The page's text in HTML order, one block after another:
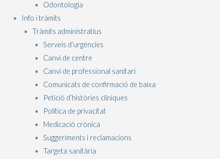
Odontologia
Info i tràmits
Tràmits administratius
Serveis d’urgències
Canvi de centre
Canvi de professional sanitari
Comunicats de confirmació de baixa
Petició d’històries clíniques
Política de privacitat
Medicació crònica
Suggeriments i reclamacions
Targeta sanitària